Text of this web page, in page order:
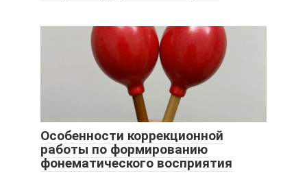
Особенности коррекционной
работы по формированию
фонематического восприятия